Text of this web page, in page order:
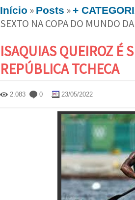
Início » Posts »+
SEXTO NA COPA DO MUNDO
ISAQUIAS QUEIROZ É
REPÚBLICA TCHECA
2.083 0 23/05/2022